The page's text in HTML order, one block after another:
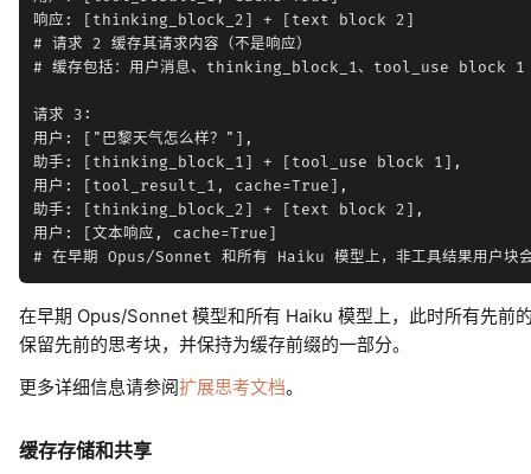
响应: [thinking_block_2] + [text block 2]
# 请求 2 缓存其请求内容（不是响应）
# 缓存包括：用户消息、thinking_block_1、tool_use
请求 3:
用户: ["巴黎天气怎么样？"],
助手: [thinking_block_1] + [tool_use block 1],
用户: [tool_result_1, cache=True],
助手: [thinking_block_2] + [text block 2],
用户: [文本响应, cache=True]
在早期 Opus/Sonnet 模型和所有 Haiku 模型上，此时所有先
保留先前的思考块，并保持为缓存前缀的一部分。
更多详细信息请参阅扩展思考文档。
缓存存储和共享